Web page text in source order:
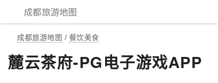
成都旅游地图
成都旅游地图 / 餐饮美食
麓云茶府-PG电子游戏APP